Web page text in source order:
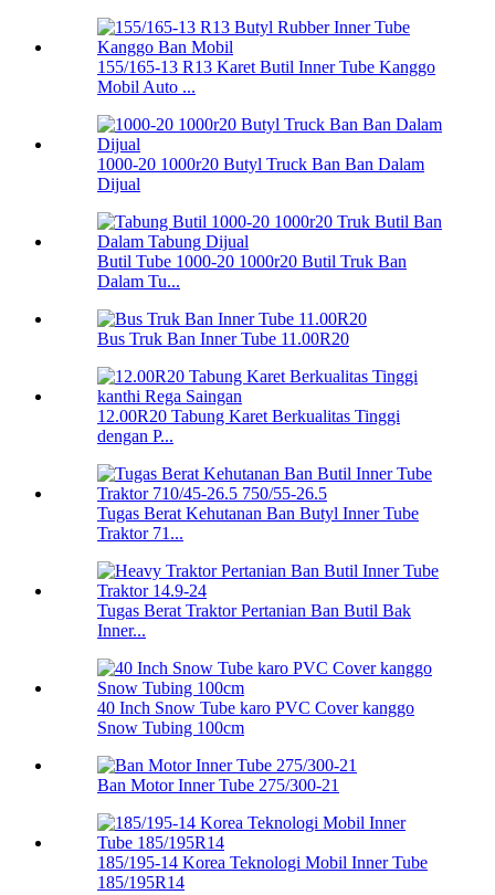
155/165-13 R13 Karet Butil Inner Tube Kanggo
Mobil Auto ...
1000-20 1000r20 Butyl Truck Ban Ban Dalam
Dijual
Butil Tube 1000-20 1000r20 Butil Truk Ban
Dalam Tu...
Bus Truk Ban Inner Tube 11.00R20
12.00R20 Tabung Karet Berkualitas Tinggi
dengan P...
Tugas Berat Kehutanan Ban Butyl Inner Tube
Traktor 71...
Tugas Berat Traktor Pertanian Ban Butil Bak
Inner...
40 Inch Snow Tube karo PVC Cover kanggo
Snow Tubing 100cm
Ban Motor Inner Tube 275/300-21
185/195-14 Korea Teknologi Mobil Inner Tube
185/195R14